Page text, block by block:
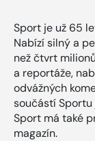
Sport je už 65
Nabízí silný a
než čtvrt
a reportáže,
odvážných
součástí
Sport má také
magazín.